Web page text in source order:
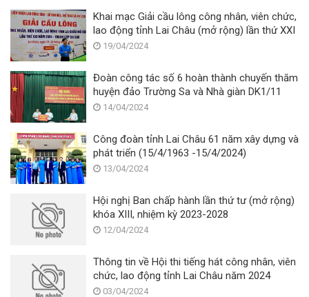
Khai mạc Giải cầu lông công nhân, viên chức,
lao động tỉnh Lai Châu (mở rộng) lần thứ XXI
19/04/2024
Đoàn công tác số 6 hoàn thành chuyến thăm
huyện đảo Trường Sa và Nhà giàn DK1/11
14/04/2024
Công đoàn tỉnh Lai Châu 61 năm xây dựng và
phát triển (15/4/1963 -15/4/2024)
13/04/2024
Hội nghị Ban chấp hành lần thứ tư (mở rộng)
khóa XIII, nhiệm kỳ 2023-2028
12/04/2024
Thông tin về Hội thi tiếng hát công nhân, viên
chức, lao động tỉnh Lai Châu năm 2024
03/04/2024